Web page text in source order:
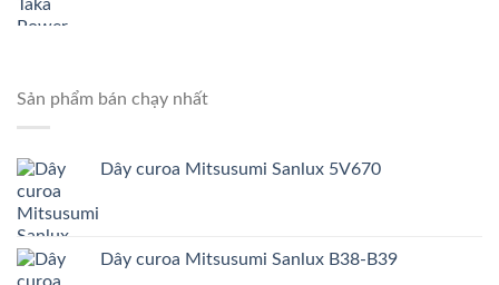
Sản phẩm bán chạy nhất
Dây curoa Mitsusumi Sanlux 5V670
Dây curoa Mitsusumi Sanlux B38-B39